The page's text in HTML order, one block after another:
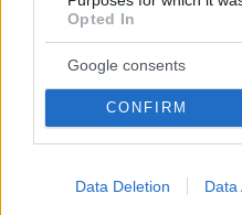
Opted In
Google consents
CONFIRM
Data Deletion Data
fuoco, ha detto a MTI che ciò che
hanno tratto ispirazione da Orban
futuro dell’Ungheria e
famiglie, fermando l’immigrazione
sovranità.
governo ungherese